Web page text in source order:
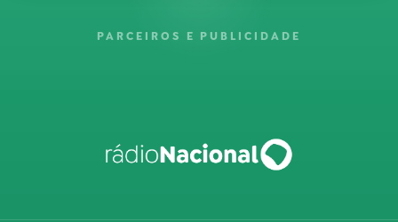
PARCEIROS E PUBLICIDADE